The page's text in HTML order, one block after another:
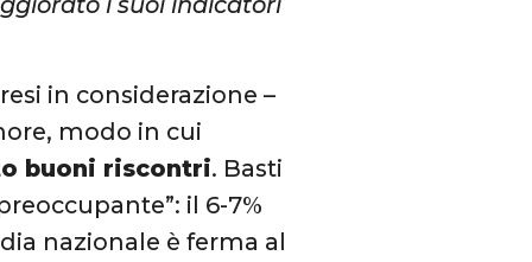
in considerazione –
modo in cui
buoni riscontri. Basti
il 6-7%
nazionale è ferma al